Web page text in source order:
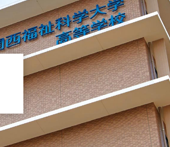
学園の沿革
スクール・ポリシー
夢と志の結実
学びの『仕掛け』
特別進学Ⅱコース
卒業生メッセージ
文化祭
進路実績
学費・奨学金
オープンキャンパス